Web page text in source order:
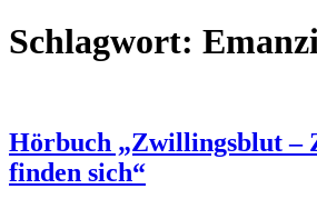
Schlagwort:
Hörbuch „Zwillingsblut –
finden sich“